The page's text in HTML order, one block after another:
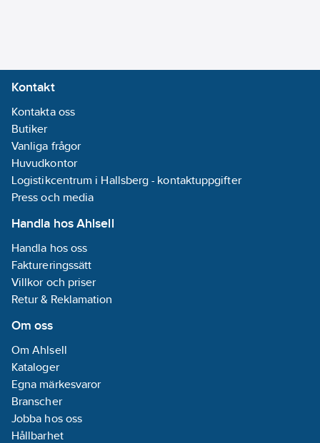
Kontakt
Kontakta oss
Butiker
Vanliga frågor
Huvudkontor
Logistikcentrum i Hallsberg - kontaktuppgifter
Press och media
Handla hos Ahlsell
Handla hos oss
Faktureringssätt
Villkor och priser
Retur & Reklamation
Om oss
Om Ahlsell
Kataloger
Egna märkesvaror
Branscher
Jobba hos oss
Hållbarhet